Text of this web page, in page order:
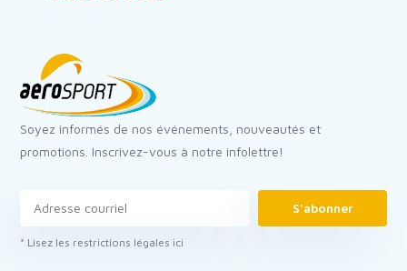
Soyez informés de nos événements, nouveautés et
promotions. Inscrivez-vous à notre infolettre!
S'abonner
* Lisez les restrictions légales ici